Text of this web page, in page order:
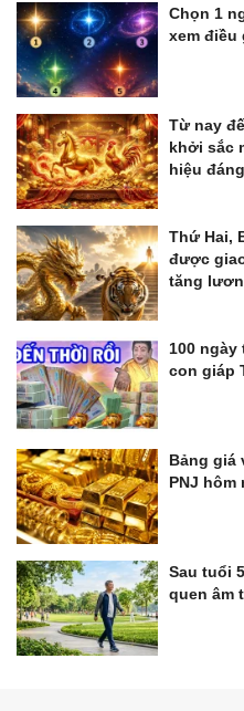
Chọn 1
xem điều
Từ nay
khởi sắc
hiệu
Thứ Hai,
được
tăng
100
con giáp
Bảng giá
PNJ hôm
Sau tuổi
quen âm